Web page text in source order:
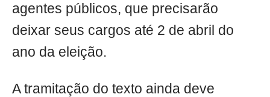
agentes públicos, que precisarão
deixar seus cargos até 2 de abril do
ano da eleição.
A tramitação do texto ainda deve